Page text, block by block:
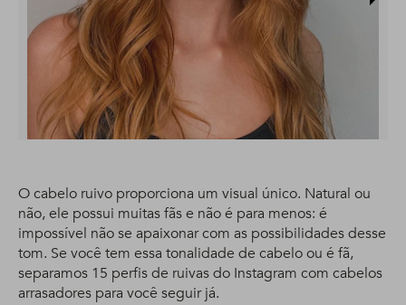
O cabelo ruivo proporciona um visual único. Natural ou
não, ele possui muitas fãs e não é para menos: é
impossível não se apaixonar com as possibilidades desse
tom. Se você tem essa tonalidade de cabelo ou é fã,
separamos 15 perfis de ruivas do Instagram com cabelos
arrasadores para você seguir já.